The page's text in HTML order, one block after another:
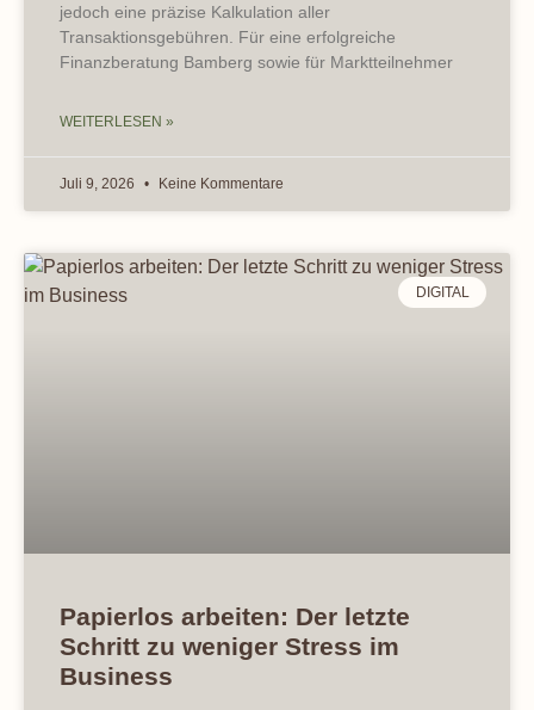
jedoch eine präzise Kalkulation aller
Transaktionsgebühren. Für eine erfolgreiche
Finanzberatung Bamberg sowie für Marktteilnehmer
WEITERLESEN »
Juli 9, 2026 Keine Kommentare
DIGITAL
Papierlos arbeiten: Der letzte
Schritt zu weniger Stress im
Business